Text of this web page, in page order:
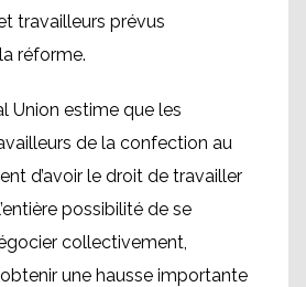
travailleurs prévus
réforme.
Union estime que les
de la confection au
d’avoir le droit de travailler
possibilité de se
collectivement,
une hausse importante